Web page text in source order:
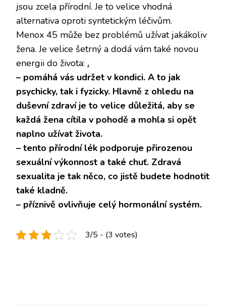
jsou zcela přírodní. Je to velice vhodná
alternativa oproti syntetickým léčivům.
Menox 45 může bez problémů užívat jakákoliv
žena. Je velice šetrný a dodá vám také novou
energii do života: .
– pomáhá vás udržet v kondici. A to jak
psychicky, tak i fyzicky. Hlavně z ohledu na
duševní zdraví je to velice důležitá, aby se
každá žena cítila v pohodě a mohla si opět
naplno užívat života.
– tento přírodní lék podporuje přirozenou
sexuální výkonnost a také chuť. Zdravá
sexualita je tak něco, co jistě budete hodnotit
také kladně.
– příznivě ovlivňuje celý hormonální systém.
3/5 - (3 votes)